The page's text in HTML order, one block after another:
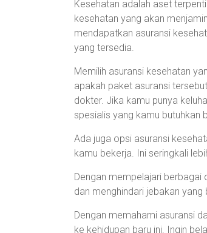
Kesehatan adalah aset
kesehatan yang akan
mendapatkan asuransi
yang tersedia.
Memilih asuransi kesehatan
apakah paket asuransi
dokter. Jika kamu punya
spesialis yang kamu butuhkan
Ada juga opsi asuransi
kamu bekerja. Ini seringkali
Dengan mempelajari berbagai
dan menghindari jebakan
Dengan memahami asuransi
ke kehidupan baru ini. Ingin